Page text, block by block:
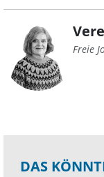
Freie
DAS